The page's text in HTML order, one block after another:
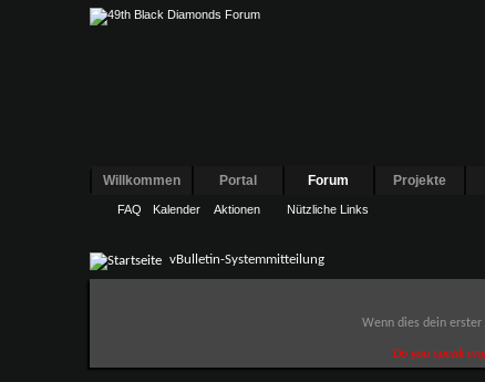
Willkommen Portal Forum
FAQ Kalender Aktionen Nützliche Links
Projekte
vBulletin-Systemmitteilung
Wenn dies dein
Do you speak